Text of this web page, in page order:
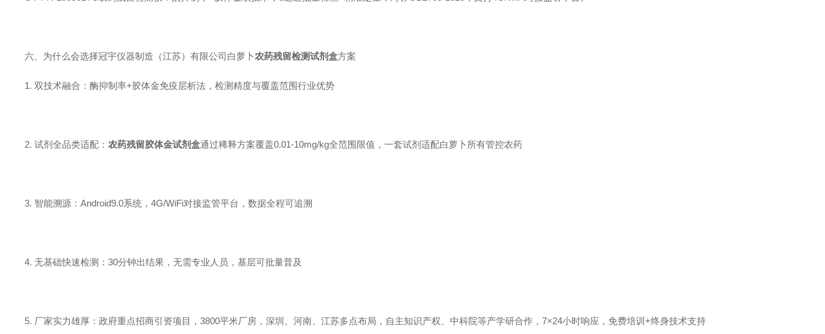
六、为什么会选择冠宇仪器制造（江苏）有限公司白萝卜农药残留检测试剂盒方案
1. 双技术融合：酶抑制率+胶体金免疫层析法，检测精度与覆盖范围行业优势
2. 试剂全品类适配：农药残留胶体金试剂盒通过稀释方案覆盖0.01-10mg/kg全范围限值，一套试剂适配白萝卜所有管控农药
3. 智能溯源：Android9.0系统，4G/WiFi对接监管平台，数据全程可追溯
4. 无基础快速检测：30分钟出结果，无需专业人员，基层可批量普及
5. 厂家实力雄厚：政府重点招商引资项目，3800平米厂房，深圳、河南、江苏多点布局，自主知识产权、中科院等产学研合作，7×24小时响应，免费培训+终身技术支持